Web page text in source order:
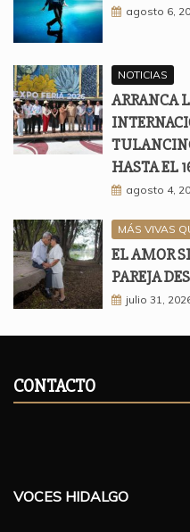
agosto 6,
NOTICIAS
ARRANCA
HASTA EL
agosto 4,
MÁS VIVAS
EL AMOR
PAREJA
julio 31,
CONTACTO
VOCES HIDALGO